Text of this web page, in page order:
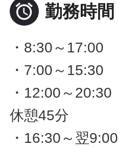
 勤務時間
・8:30～17:00
・7:00～15:30
・12:00～20:30
休憩45分
・16:30～翌9:00